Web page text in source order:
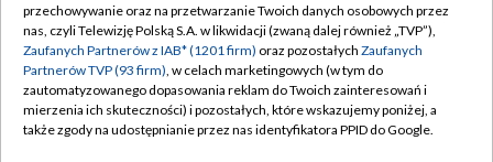
Abonament TVP
Emisja w TVP
Centrum informacji TVP
Naziemna Telewizja Cyfrowa
Regulamin TVP
Polityka prywatności
Moje zgody
Pomoc
przechowywanie oraz na przetwarzanie Twoich danych osobowych przez
nas, czyli Telewizję Polską S.A. w likwidacji (zwaną dalej również „TVP”),
Zaufanych Partnerów z IAB* (1201 firm) oraz pozostałych Zaufanych
Partnerów TVP (93 firm), w celach marketingowych (w tym do
zautomatyzowanego dopasowania reklam do Twoich zainteresowań i
mierzenia ich skuteczności) i pozostałych, które wskazujemy poniżej, a
także zgody na udostępnianie przez nas identyfikatora PPID do Google.